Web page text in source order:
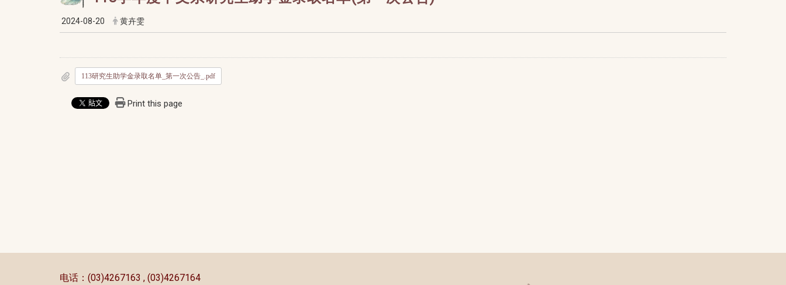
2024-08-20 黄卉雯
113研究生助学金录取名单_第一次公告_.pdf
Print this page
电话：(03)4267163 , (03)4267164